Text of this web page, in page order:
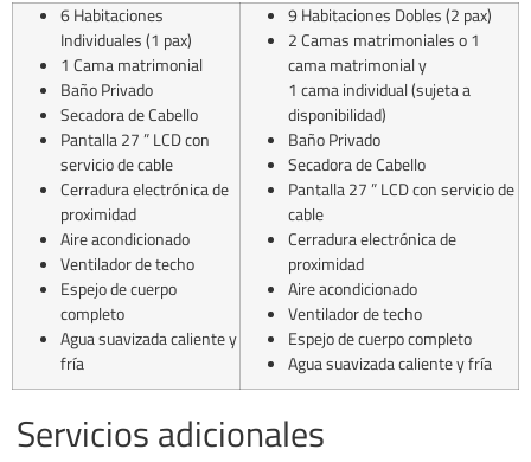
6 Habitaciones
Individuales (1 pax)
1 Cama matrimonial
Baño Privado
Secadora de Cabello
Pantalla 27 ” LCD con
servicio de cable
Cerradura electrónica de
proximidad
Aire acondicionado
Ventilador de techo
Espejo de cuerpo
completo
Agua suavizada caliente y
fría
9 Habitaciones Dobles (2 pax)
2 Camas matrimoniales o 1
cama matrimonial y
1 cama individual (sujeta a
disponibilidad)
Baño Privado
Secadora de Cabello
Pantalla 27 ” LCD con servicio de
cable
Cerradura electrónica de
proximidad
Aire acondicionado
Ventilador de techo
Espejo de cuerpo completo
Agua suavizada caliente y fría
Servicios adicionales